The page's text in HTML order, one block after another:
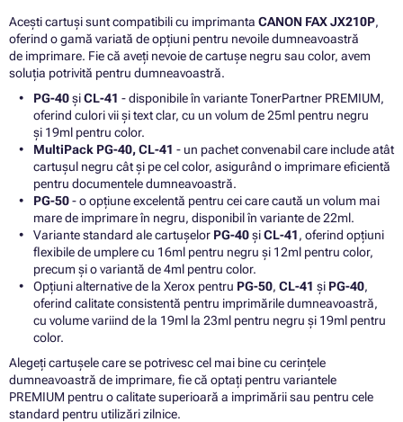
Acești cartuși sunt compatibili cu imprimanta CANON FAX JX210P,
oferind o gamă variată de opțiuni pentru nevoile dumneavoastră
de imprimare. Fie că aveți nevoie de cartușe negru sau color, avem
soluția potrivită pentru dumneavoastră.
PG-40șiCL-41 - disponibile în variante TonerPartner PREMIUM,
oferind culori vii și text clar, cu un volum de 25ml pentru negru
și 19ml pentru color.
MultiPack PG-40, CL-41 - un pachet convenabil care include atât
cartușul negru cât și pe cel color, asigurând o imprimare eficientă
pentru documentele dumneavoastră.
PG-50- o opțiune excelentă pentru cei care caută un volum mai
mare de imprimare în negru, disponibil în variante de 22ml.
Variante standard ale cartușelor PG-40șiCL-41, oferind opțiuni
flexibile de umplere cu 16ml pentru negru și 12ml pentru color,
precum și o variantă de 4ml pentru color.
Opțiuni alternative de la Xerox pentru PG-50, CL-41 și PG-40,
oferind calitate consistentă pentru imprimările dumneavoastră,
cu volume variind de la 19ml la 23ml pentru negru și 19ml pentru
color.
Alegeți cartușele care se potrivesc cel mai bine cu cerințele
dumneavoastră de imprimare, fie că optați pentru variantele
PREMIUM pentru o calitate superioară a imprimării sau pentru cele
standard pentru utilizări zilnice.